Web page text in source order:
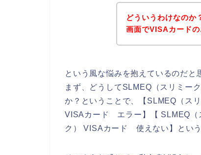
どういうわけなのか
画面でVISAカードの
という風な悩みを抱えているのだと
まず、どうしてSLMEQ（スリミー
か？ということで、【SLMEQ（ス
VISAカード エラー】【 SLMEQ（
ク） VISAカード 使えない】という